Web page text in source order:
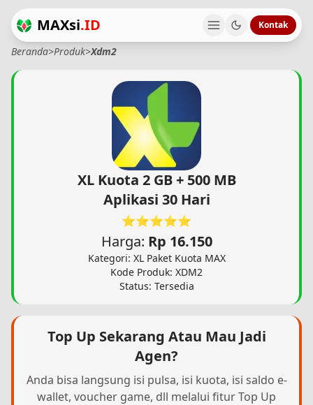
MAXsi.ID Kontak
Beranda>Produk>Xdm2
XL Kuota 2 GB + 500 MB
Aplikasi 30 Hari
⭐⭐⭐⭐⭐
Harga: Rp 16.150
Kategori: XL Paket Kuota MAX
Kode Produk: XDM2
Status: Tersedia
Top Up Sekarang Atau Mau Jadi
Agen?
Anda bisa langsung isi pulsa, isi kuota, isi saldo e-
wallet, voucher game, dll melalui fitur Top Up